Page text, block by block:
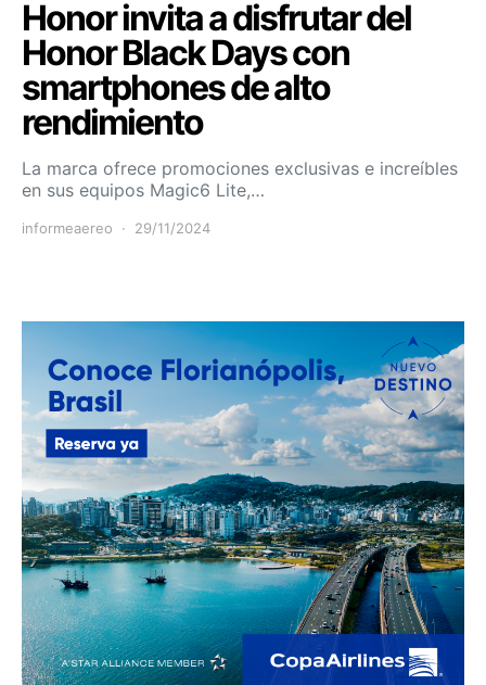
Honor invita a disfrutar del
Honor Black Days con
smartphones de alto
rendimiento
La marca ofrece promociones exclusivas e increíbles
en sus equipos Magic6 Lite,…
informeaereo 29/11/2024